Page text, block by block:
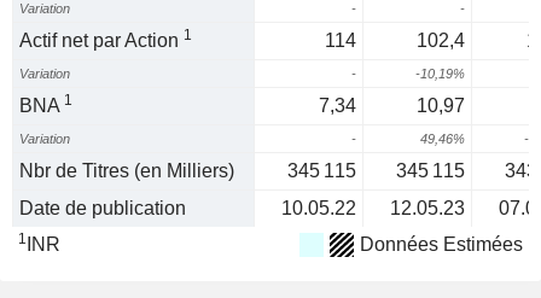
Variation - -
Actif net par Action 1 114 102,4
Variation - -10,19%
BNA 1 7,34 10,97
Variation - 49,46% -
Nbr de Titres (en Milliers) 345 115 345 115
343
Date de publication
10.05.22 12.05.23
1 INR Données Estimées